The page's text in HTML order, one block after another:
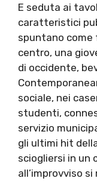
E seduta ai
caratteristici
spuntano come
centro, una
di occidente,
sociale, nei
studenti,
servizio
gli ultimi hit
sciogliersi in un
all’improvviso